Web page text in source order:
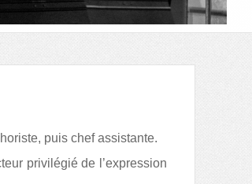
puis chef assistante.
privilégié de l’expression